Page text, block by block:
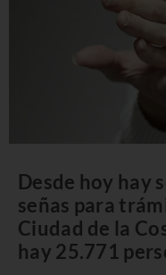
Desde hoy hay
señas para
Ciudad de la
hay 25.771